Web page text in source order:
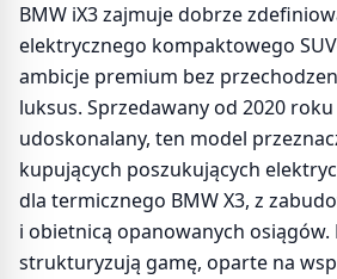
BMW iX3 zajmuje dobrze
elektrycznego kompaktowego
ambicje premium bez
luksus. Sprzedawany od 2020
udoskonalany, ten model
kupujących poszukujących
dla termicznego BMW X3, z
i obietnicą opanowanych osiągów.
strukturyzują gamę, oparte na